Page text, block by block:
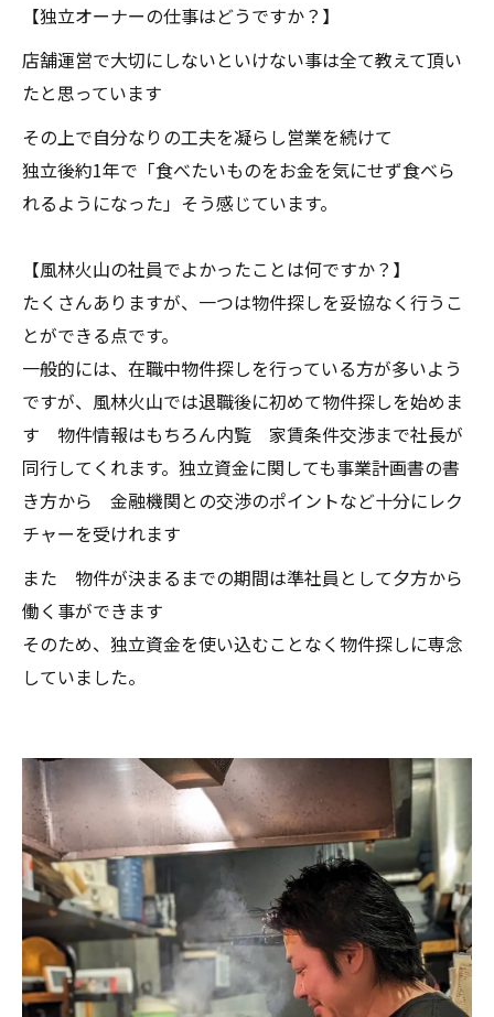
【独立オーナーの仕事はどうですか？】
店舗運営で大切にしないといけない事は全て教えて頂い
たと思っています
その上で自分なりの工夫を凝らし営業を続けて
独立後約1年で「食べたいものをお金を気にせず食べら
れるようになった」そう感じています。
【風林火山の社員でよかったことは何ですか？】
たくさんありますが、一つは物件探しを妥協なく行うこ
とができる点です。
一般的には、在職中物件探しを行っている方が多いよう
ですが、風林火山では退職後に初めて物件探しを始めま
す 物件情報はもちろん内覧 家賃条件交渉まで社長が
同行してくれます。独立資金に関しても事業計画書の書
き方から 金融機関との交渉のポイントなど十分にレク
チャーを受けれます
また 物件が決まるまでの期間は準社員として夕方から
働く事ができます
そのため、独立資金を使い込むことなく物件探しに専念
していました。